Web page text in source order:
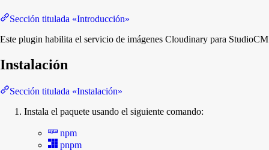
Sección titulada «Introducción»
Este plugin habilita el servicio de imágenes Cloudinary para
Instalación
Sección titulada «Instalación»
Instala el paquete usando el siguiente comando:
npm
pnpm